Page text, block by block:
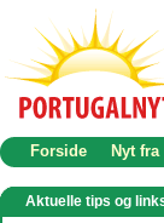
Forside Nyt fra
Aktuelle tips og